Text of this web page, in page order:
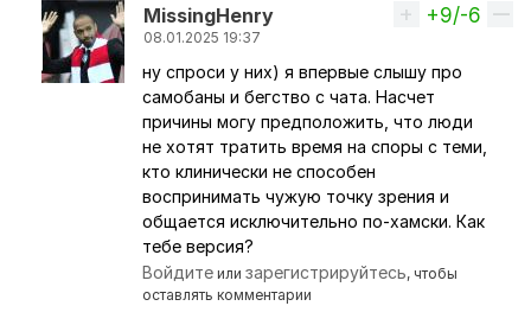
MissingHenry
08.01.2025 19:37
Ответ на комментарий пользователяПерс
Вверх
+9/-6
ну спроси у них) я впервые слышу про
самобаны и бегство с чата. Насчет
причины могу предположить, что люди
не хотят тратить время на споры с теми,
кто клинически не способен
воспринимать чужую точку зрения и
общается исключительно по-хамски. Как
тебе версия?
Войдите илизарегистрируйтесь, чтобы
оставлять комментарии